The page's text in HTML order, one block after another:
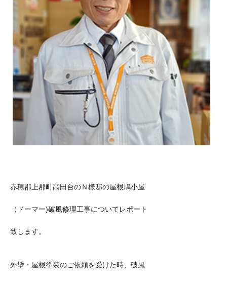
赤穂郡上郡町高田台のＮ様邸の屋根鳩小屋
（ドーマー)破風修理工事についてレポート
致します。
外壁・屋根塗装のご依頼を受けた時、破風